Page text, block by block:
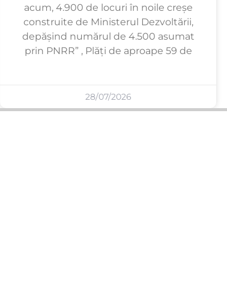
acum, 4.900 de locuri în noile creșe
construite de Ministerul Dezvoltării,
depășind numărul de 4.500 asumat
prin PNRR” , Plăți de aproape 59 de
28/07/2026